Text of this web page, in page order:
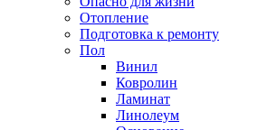
Отопление
Подготовка к ремонту
Пол
Винил
Ковролин
Ламинат
Линолеум